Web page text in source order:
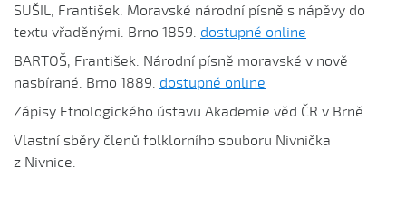
2010)
Dycky sa starali (Patrik Matušina, 2006)
Dycky sem....
Dycky sem sa...
Dycky sem sa dívávala...
Dycky sem ti říkávala (Elsnerová Klára, 2010)
Dyž sa voják na téj vojně (Antonín Bruštík, 2004)
SUŠIL, František. Moravské národní písně s nápěvy do
textu vřaděnými. Brno 1859. dostupné online
BARTOŠ, František. Národní písně moravské v nově
nasbírané. Brno 1889. dostupné online
Zápisy Etnologického ústavu Akademie věd ČR v Brně.
Vlastní sběry členů folklorního souboru Nivnička
z Nivnice.